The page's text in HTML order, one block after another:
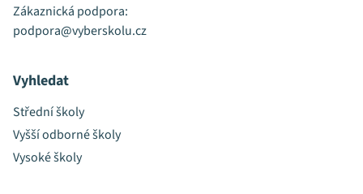
Zákaznická podpora:
podpora@vyberskolu.cz
Vyhledat
Střední školy
Vyšší odborné školy
Vysoké školy